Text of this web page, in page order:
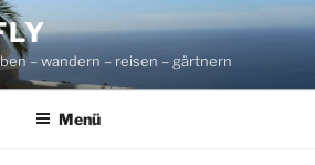
– wandern – reisen – gärtnern
Menü